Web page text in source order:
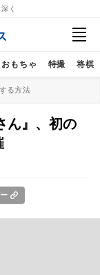
く
おもちゃ 特撮 将棋
る方法
ん』、初の